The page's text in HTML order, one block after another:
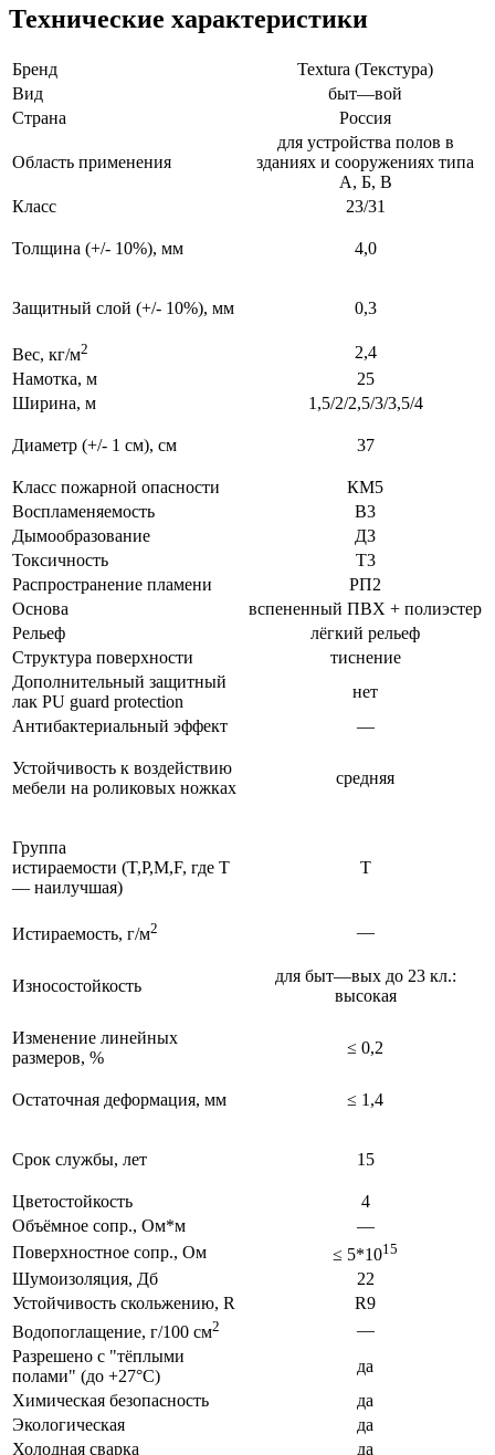
Технические характеристики
Бренд
Textura (Текстура)
Вид
быт—вой
Страна
Россия
Область применения
для устройства полов в
зданиях и сооружениях типа
А, Б, В
Класс
23/31
Толщина (+/- 10%), мм 4,0
Защитный слой (+/- 10%), мм 0,3
Вес, кг/м2
2,4
Намотка, м
25
Ширина, м
1,5/2/2,5/3/3,5/4
Диаметр (+/- 1 см), см 37
Класс пожарной опасности
КМ5
Воспламеняемость
В3
Дымообразование
Д3
Токсичность
Т3
Распространение пламени
РП2
Основа
вспененный ПВХ + полиэстер
Рельеф
лёгкий рельеф
Структура поверхности
тиснение
Дополнительный защитный
лак PU guard protection
нет
Антибактериальный эффект
—
Устойчивость к воздействию
мебели на роликовых ножках
средняя
Группа
истираемости (T,P,M,F, где T
— наилучшая)
T
Истираемость, г/м2 —
Износостойкость
для быт—вых до 23 кл.:
высокая
Изменение линейных
размеров, %
≤ 0,2
Остаточная деформация, мм ≤ 1,4
Срок службы, лет 15
Цветостойкость
4
Объёмное сопр., Ом*м
—
Поверхностное сопр., Ом
≤ 5*1015
Шумоизоляция, Дб
22
Устойчивость скольжению, R
R9
Водопоглащение, г/100 см2
—
Разрешено с "тёплыми
полами" (до +27°C)
да
Химическая безопасность
да
Экологическая
да
Холодная сварка
да